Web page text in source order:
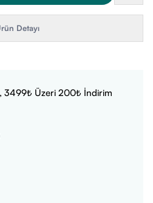
Detayı
3499₺ Üzeri 200₺ İndirim